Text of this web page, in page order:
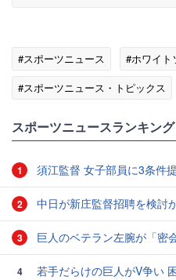
#スポーツニュース #ホワイト
#スポーツニュース・トピックス
スポーツニュースランキング
1 須江監督 女子部員に3条件
2 中日が新庄監督招聘を検討
3 巨人のベテラン左腕が「密
4 若手だらけの巨人がV争い